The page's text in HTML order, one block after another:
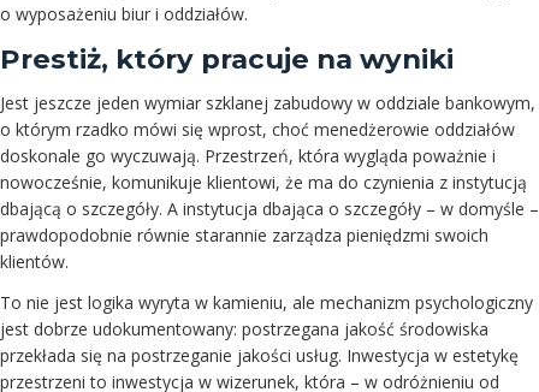
o wyposażeniu biur i oddziałów.
Prestiż, który pracuje na wyniki
Jest jeszcze jeden wymiar szklanej zabudowy w oddziale bankowym,
o którym rzadko mówi się wprost, choć menedżerowie oddziałów
doskonale go wyczuwają. Przestrzeń, która wygląda poważnie i
nowocześnie, komunikuje klientowi, że ma do czynienia z instytucją
dbającą o szczegóły. A instytucja dbająca o szczegóły – w domyśle –
prawdopodobnie równie starannie zarządza pieniędzmi swoich
klientów.
To nie jest logika wyryta w kamieniu, ale mechanizm psychologiczny
jest dobrze udokumentowany: postrzegana jakość środowiska
przekłada się na postrzeganie jakości usług. Inwestycja w estetykę
przestrzeni to inwestycja w wizerunek, która – w odróżnieniu od